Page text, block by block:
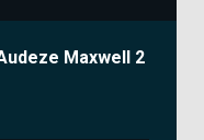
Maxwell 2